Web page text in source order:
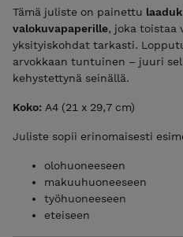
Tämä juliste on painettu
valokuvapaperille, joka toistaa
yksityiskohdat tarkasti.
arvokkaan tuntuinen – juuri
kehystettynä seinällä.
Koko: A4 (21 x 29,7 cm)
Juliste sopii erinomaisesti
olohuoneeseen
makuuhuoneeseen
työhuoneeseen
eteiseen